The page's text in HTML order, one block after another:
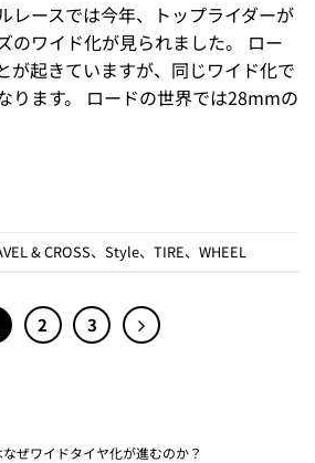
レースでは今年、トップライダーが
のワイド化が見られました。 ロー
が起きていますが、同じワイド化で
ります。 ロードの世界では28mmの
& CROSS、 Style、 TIRE、 WHEEL
2 3
ぜワイドタイヤ化が進むのか？